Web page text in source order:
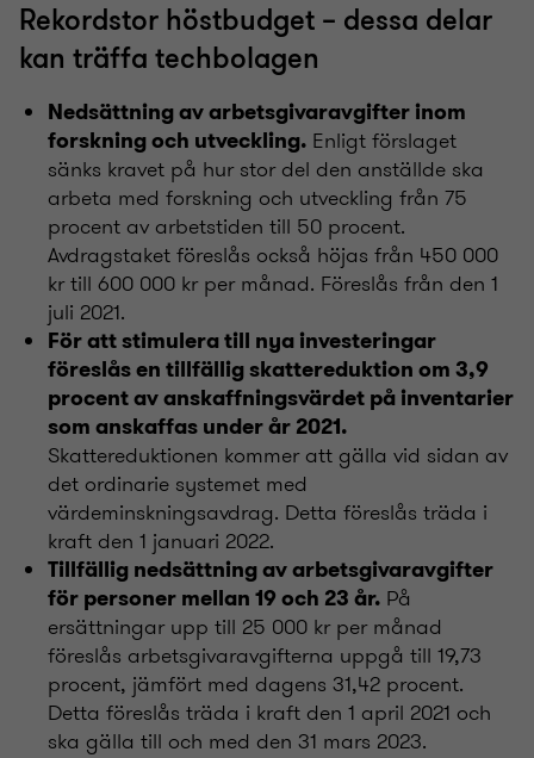
Rekordstor höstbudget – dessa delar
kan träffa techbolagen
Nedsättning av arbetsgivaravgifter inom
forskning och utveckling. Enligt förslaget
sänks kravet på hur stor del den anställde ska
arbeta med forskning och utveckling från 75
procent av arbetstiden till 50 procent.
Avdragstaket föreslås också höjas från 450 000
kr till 600 000 kr per månad. Föreslås från den 1
juli 2021.
För att stimulera till nya investeringar
föreslås en tillfällig skattereduktion om 3,9
procent av anskaffningsvärdet på inventarier
som anskaffas under år 2021.
Skattereduktionen kommer att gälla vid sidan av
det ordinarie systemet med
värdeminskningsavdrag. Detta föreslås träda i
kraft den 1 januari 2022.
Tillfällig nedsättning av arbetsgivaravgifter
för personer mellan 19 och 23 år. På
ersättningar upp till 25 000 kr per månad
föreslås arbetsgivaravgifterna uppgå till 19,73
procent, jämfört med dagens 31,42 procent.
Detta föreslås träda i kraft den 1 april 2021 och
ska gälla till och med den 31 mars 2023.